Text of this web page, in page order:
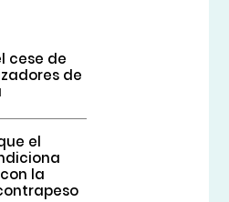
cese de
de
el
la